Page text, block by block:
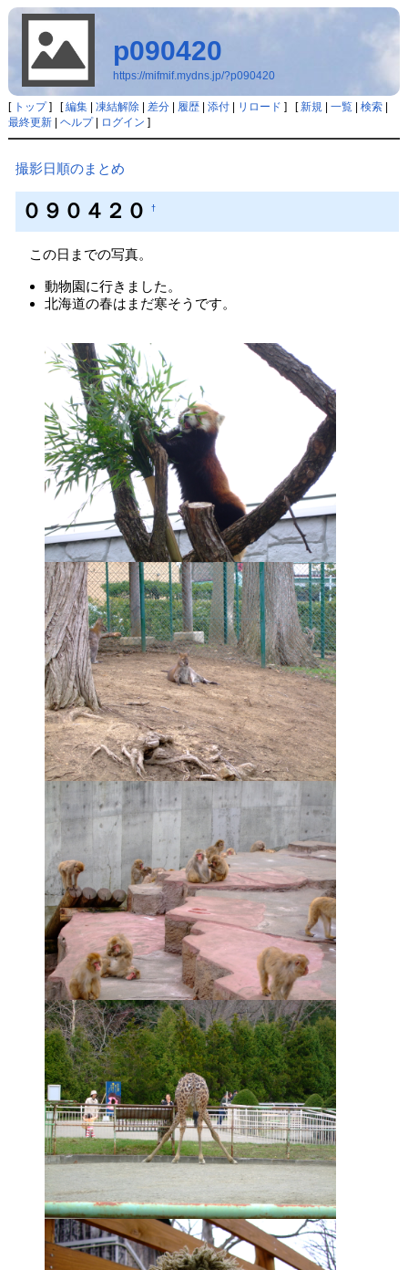
p090420
https://mifmif.mydns.jp/?p090420
[ トップ] [編集| 凍結解除| 差分| 履歴| 添付| リロード ] [新規| 一覧| 検索|
最終更新| ヘルプ| ログイン ]
撮影日順のまとめ
０９０４２０ †
この日までの写真。
動物園に行きました。
北海道の春はまだ寒そうです。